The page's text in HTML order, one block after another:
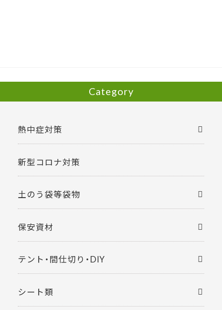
Category
熱中症対策
新型コロナ対策
土のう袋等袋物
保安資材
テント・間仕切り・DIY
シート類